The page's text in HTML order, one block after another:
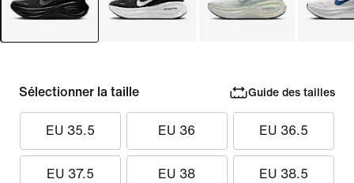
Sélectionner la taille Guide des tailles
EU 35.5 EU 36 EU 36.5
EU 37.5 EU 38 EU 38.5